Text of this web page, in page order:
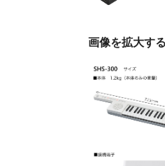
画像を拡大する